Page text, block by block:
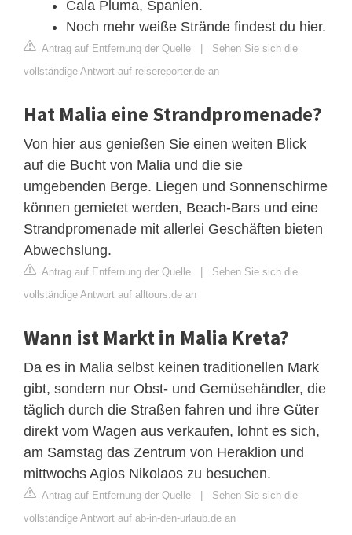
Cala Pluma, Spanien.
Noch mehr weiße Strände findest du hier.
Antrag auf Entfernung der Quelle | Sehen Sie sich die
vollständige Antwort auf reisereporter.de an
Hat Malia eine Strandpromenade?
Von hier aus genießen Sie einen weiten Blick
auf die Bucht von Malia und die sie
umgebenden Berge. Liegen und Sonnenschirme
können gemietet werden, Beach-Bars und eine
Strandpromenade mit allerlei Geschäften bieten
Abwechslung.
Antrag auf Entfernung der Quelle | Sehen Sie sich die
vollständige Antwort auf alltours.de an
Wann ist Markt in Malia Kreta?
Da es in Malia selbst keinen traditionellen Mark
gibt, sondern nur Obst- und Gemüsehändler, die
täglich durch die Straßen fahren und ihre Güter
direkt vom Wagen aus verkaufen, lohnt es sich,
am Samstag das Zentrum von Heraklion und
mittwochs Agios Nikolaos zu besuchen.
Antrag auf Entfernung der Quelle | Sehen Sie sich die
vollständige Antwort auf ab-in-den-urlaub.de an